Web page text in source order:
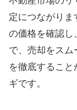
定につながり
の価格を確認し
で、売却をスム
を徹底すること
ギです。